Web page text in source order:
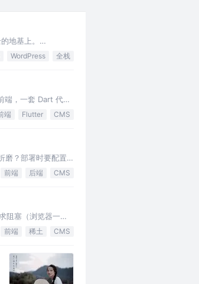
地基上。
WordPress 全栈
端，一套 Dart 代码
端 Flutter CMS
磨？部署时要配置
前端 后端 CMS
阻塞（浏览器一般
未加载前的过…
前端 稀土 CMS